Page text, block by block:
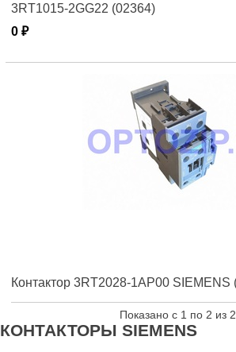
3RT1015-2GG22 (02364)
0 ₽
Контактор 3RT2028-1AP00 SIEMENS
Показано с 1 по 2 из 2
КОНТАКТОРЫ SIEMENS